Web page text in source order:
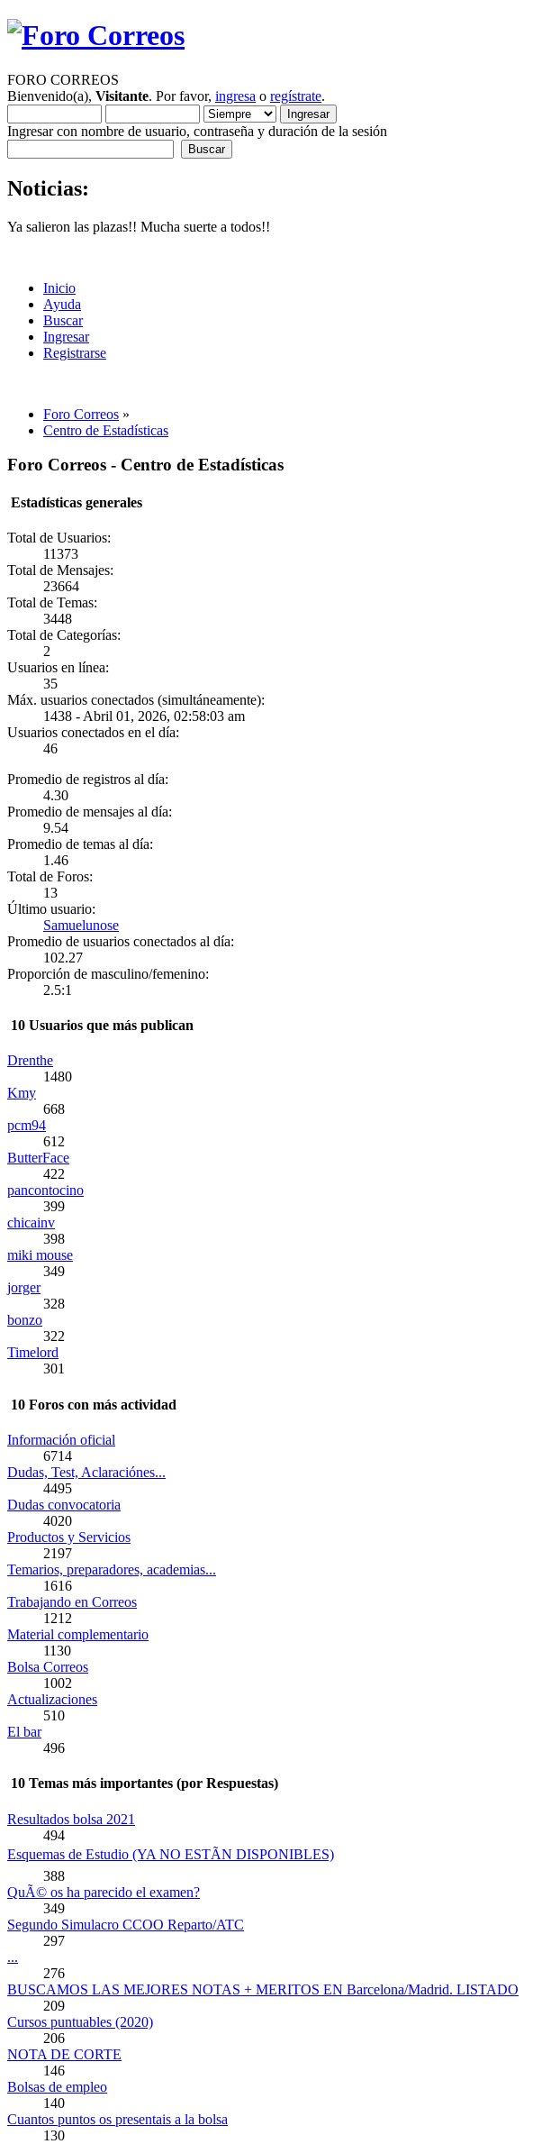
FORO CORREOS
Bienvenido(a), Visitante. Por favor, ingresa o regístrate.
Ingresar con nombre de usuario, contraseña y duración de la sesión
Noticias:
Ya salieron las plazas!! Mucha suerte a todos!!
Inicio
Ayuda
Buscar
Ingresar
Registrarse
Foro Correos »
Centro de Estadísticas
Foro Correos - Centro de Estadísticas
Estadísticas generales
Total de Usuarios:
11373
Total de Mensajes:
23664
Total de Temas:
3448
Total de Categorías:
2
Usuarios en línea:
35
Máx. usuarios conectados (simultáneamente):
1438 - Abril 01, 2026, 02:58:03 am
Usuarios conectados en el día:
46
Promedio de registros al día:
4.30
Promedio de mensajes al día:
9.54
Promedio de temas al día:
1.46
Total de Foros:
13
Último usuario:
Samuelunose
Promedio de usuarios conectados al día:
102.27
Proporción de masculino/femenino:
2.5:1
10 Usuarios que más publican
Drenthe
1480
Kmy
668
pcm94
612
ButterFace
422
pancontocino
399
chicainv
398
miki mouse
349
jorger
328
bonzo
322
Timelord
301
10 Foros con más actividad
Información oficial
6714
Dudas, Test, Aclaraciónes...
4495
Dudas convocatoria
4020
Productos y Servicios
2197
Temarios, preparadores, academias...
1616
Trabajando en Correos
1212
Material complementario
1130
Bolsa Correos
1002
Actualizaciones
510
El bar
496
10 Temas más importantes (por Respuestas)
Resultados bolsa 2021
494
Esquemas de Estudio (YA NO ESTÃN DISPONIBLES)
388
QuÃ© os ha parecido el examen?
349
Segundo Simulacro CCOO Reparto/ATC
297
...
276
BUSCAMOS LAS MEJORES NOTAS + MERITOS EN Barcelona/Madrid. LISTADO
209
Cursos puntuables (2020)
206
NOTA DE CORTE
146
Bolsas de empleo
140
Cuantos puntos os presentais a la bolsa
130